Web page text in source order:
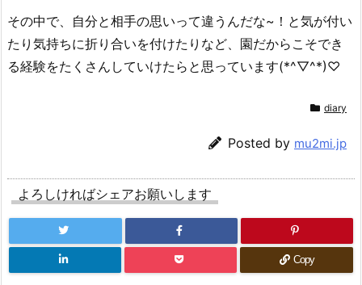
その中で、自分と相手の思いって違うんだな~！と気が付い
たり気持ちに折り合いを付けたりなど、園だからこそでき
る経験をたくさんしていけたらと思っています(*^▽^*)♡
diary
Posted by mu2mi.jp
よろしければシェアお願いします
Copy